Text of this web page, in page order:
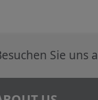
Sie uns